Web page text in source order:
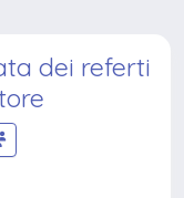
dei referti